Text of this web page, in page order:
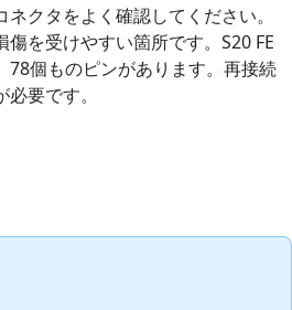
クタをよく確認してください。
を受けやすい箇所です。S20 FE
78個ものピンがあります。再接続
要です。